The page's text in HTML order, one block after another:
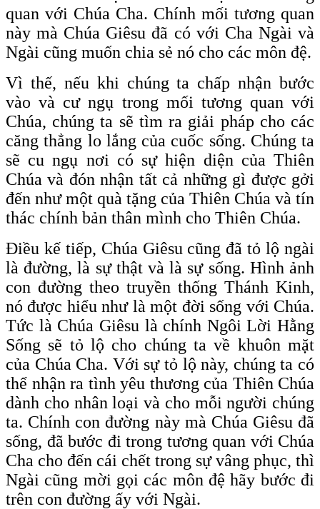
quan với Chúa Cha. Chính mối tương quan
này mà Chúa Giêsu đã có với Cha Ngài và
Ngài cũng muốn chia sẻ nó cho các môn đệ.
Vì thế, nếu khi chúng ta chấp nhận bước
vào và cư ngụ trong mối tương quan với
Chúa, chúng ta sẽ tìm ra giải pháp cho các
căng thẳng lo lắng của cuốc sống. Chúng ta
sẽ cu ngụ nơi có sự hiện diện của Thiên
Chúa và đón nhận tất cả những gì được gởi
đến như một quà tặng của Thiên Chúa và tín
thác chính bản thân mình cho Thiên Chúa.
Điều kế tiếp, Chúa Giêsu cũng đã tỏ lộ ngài
là đường, là sự thật và là sự sống. Hình ảnh
con đường theo truyền thống Thánh Kinh,
nó được hiểu như là một đời sống với Chúa.
Tức là Chúa Giêsu là chính Ngôi Lời Hằng
Sống sẽ tỏ lộ cho chúng ta về khuôn mặt
của Chúa Cha. Với sự tỏ lộ này, chúng ta có
thể nhận ra tình yêu thương của Thiên Chúa
dành cho nhân loại và cho mỗi người chúng
ta. Chính con đường này mà Chúa Giêsu đã
sống, đã bước đi trong tương quan với Chúa
Cha cho đến cái chết trong sự vâng phục, thì
Ngài cũng mời gọi các môn đệ hãy bước đi
trên con đường ấy với Ngài.